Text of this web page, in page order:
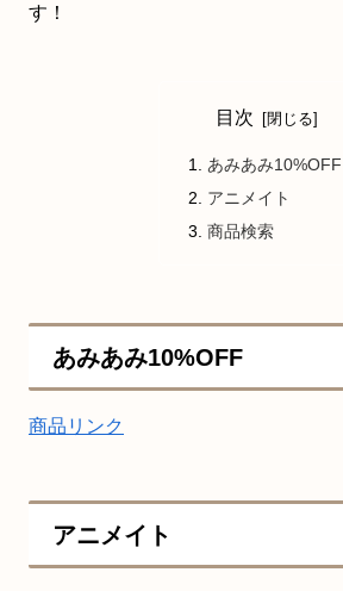
す！
目次
あみあみ10%OFF
アニメイト
商品検索
あみあみ10%OFF
商品リンク
アニメイト